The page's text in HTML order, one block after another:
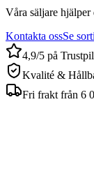
Våra säljare
Kontakta ossSe
4,9/5 på
Kvalité &
Fri frakt från 6